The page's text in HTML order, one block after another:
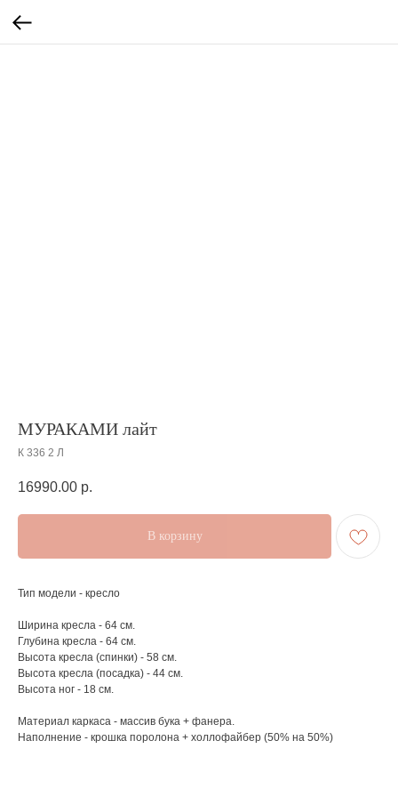
МУРАКАМИ лайт
К 336 2 Л
16990.00 р.
В корзину
Тип модели - кресло
Ширина кресла - 64 см.
Глубина кресла - 64 см.
Высота кресла (спинки) - 58 см.
Высота кресла (посадка) - 44 см.
Высота ног - 18 см.
Материал каркаса - массив бука + фанера.
Наполнение - крошка поролона + холлофайбер (50% на 50%)